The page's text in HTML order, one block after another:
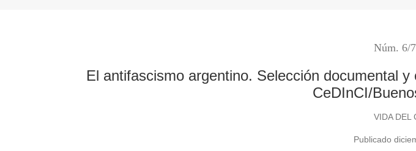
Núm. 6/
El antifascismo argentino. Selección documental
CeDInCI/
VIDA DEL
Publicado